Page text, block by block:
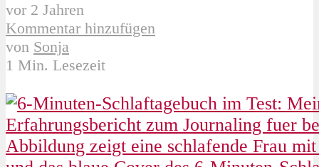
vor 2 Jahren
Kommentar hinzufügen
von Sonja
1 Min. Lesezeit